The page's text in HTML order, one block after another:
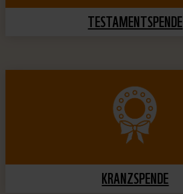
TESTAMENTSPENDE
KRANZSPENDE